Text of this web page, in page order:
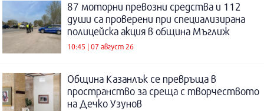
87 моторни превозни средства и 112
души са проверени при специализирана
полицейска акция в община Мъглиж
10:45 | 07 август 26
Община Казанлък се превръща в
пространство за среща с творчеството
на Дечко Узунов